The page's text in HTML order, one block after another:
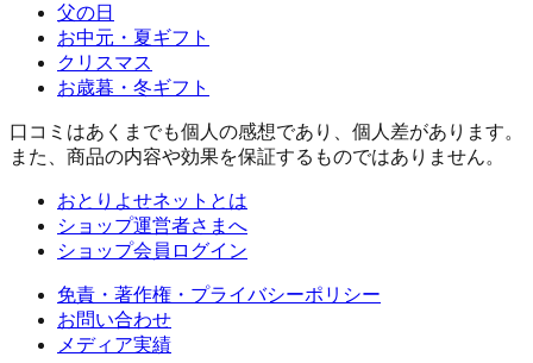
父の日
お中元・夏ギフト
クリスマス
お歳暮・冬ギフト
口コミはあくまでも個人の感想であり、個人差があります。
また、商品の内容や効果を保証するものではありません。
おとりよせネットとは
ショップ運営者さまへ
ショップ会員ログイン
免責・著作権・プライバシーポリシー
お問い合わせ
メディア実績